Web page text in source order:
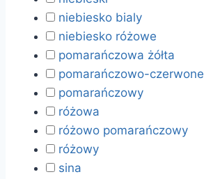
niebiesko bialy
niebiesko różowe
pomarańczowa żółta
pomarańczowo-czerwone
pomarańczowy
różowa
różowo pomarańczowy
różowy
sina